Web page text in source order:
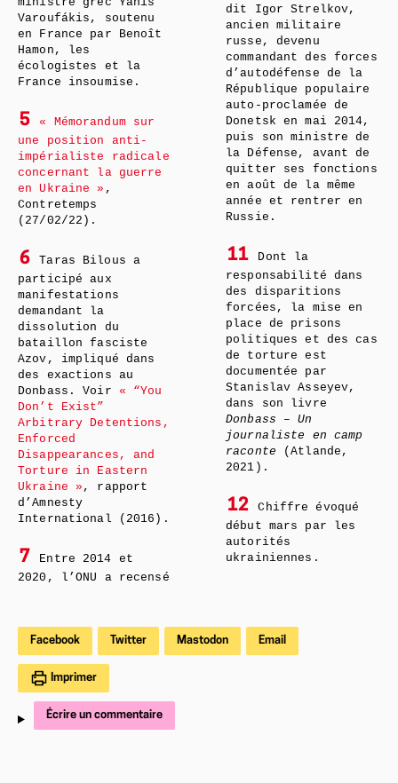
Varoufákis, soutenu
en France par Benoît
Hamon, les
écologistes et la
France insoumise.
5
« Mémorandum sur
une position anti-
impérialiste radicale
concernant la guerre
en Ukraine » ,
Contretemps
(27/02/22).
6
Taras Bilous a
participé aux
manifestations
demandant la
dissolution du
bataillon fasciste
Azov, impliqué dans
des exactions au
Donbass. Voir « “You
Don’t Exist”
Arbitrary Detentions,
Enforced
Disappearances, and
Torture in Eastern
Ukraine » , rapport
d’Amnesty
International (2016).
7
Entre 2014 et
2020, l’ONU a recensé
dit Igor Strelkov,
ancien militaire
russe, devenu
commandant des forces
d’autodéfense de la
République populaire
auto-proclamée de
Donetsk en mai 2014,
puis son ministre de
la Défense, avant de
quitter ses fonctions
en août de la même
année et rentrer en
Russie.
11
Dont la
responsabilité dans
des disparitions
forcées, la mise en
place de prisons
politiques et des cas
de torture est
documentée par
Stanislav Asseyev,
dans son livre
Donbass – Un
journaliste en camp
raconte (Atlande,
2021).
12
Chiffre évoqué
début mars par les
autorités
ukrainiennes.
Facebook Twitter Mastodon Email
Imprimer
Écrire un commentaire